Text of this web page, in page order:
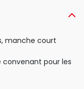
manche court
convenant pour les